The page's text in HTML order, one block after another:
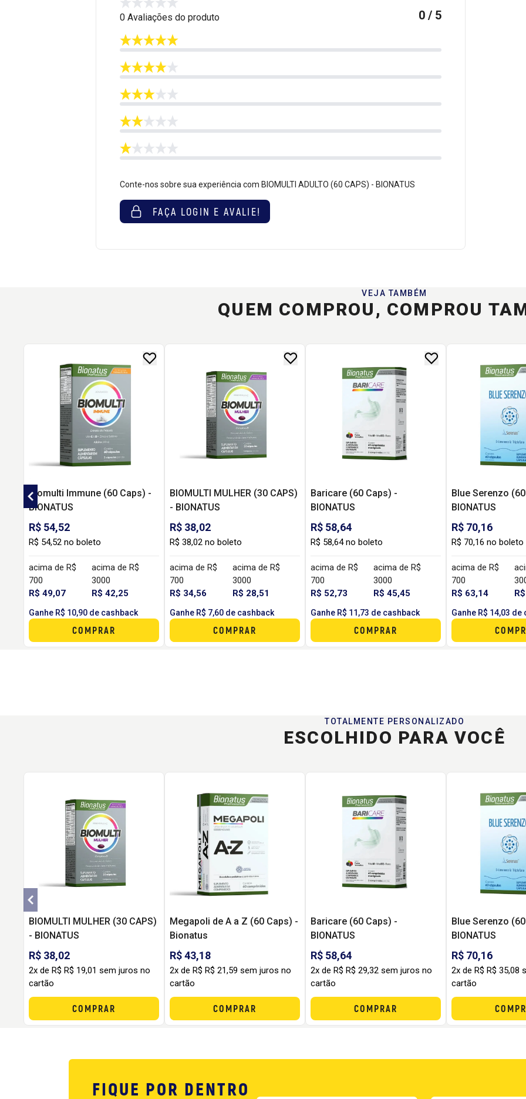
0 Avaliações do produto 0 / 5
Conte-nos sobre sua experiência com BIOMULTI ADULTO (60 CAPS) - BIONATUS
FAÇA LOGIN E AVALIE!
VEJA TAMBÉM
QUEM COMPROU, COMPROU
Biomulti Immune (60 Caps) -
BIONATUS
R$ 54,52
R$ 54,52 no boleto
acima de R$
700
R$ 49,07
acima de R$
3000
R$ 42,25
Ganhe R$ 10,90 de cashback
COMPRAR
BIOMULTI MULHER (30 CAPS)
- BIONATUS
R$ 38,02
R$ 38,02 no boleto
acima de R$
700
R$ 34,56
acima de R$
3000
R$ 28,51
Ganhe R$ 7,60 de cashback
COMPRAR
Baricare (60 Caps) -
BIONATUS
R$ 58,64
R$ 58,64 no boleto
acima de R$
700
R$ 52,73
acima de R$
3000
R$ 45,45
Ganhe R$ 11,73 de cashback
COMPRAR
Blue Serenzo
BIONATUS
R$ 70,16
R$ 70,16 no boleto
acima de R$
700
R$ 63,14
Ganhe R$ 14,03 de
TOTALMENTE PERSONALIZADO
ESCOLHIDO PARA VOCÊ
BIOMULTI MULHER (30 CAPS)
- BIONATUS
R$ 38,02
2x de R$ R$ 19,01 sem juros no
cartão
COMPRAR
Megapoli de A a Z (60 Caps) -
Bionatus
R$ 43,18
2x de R$ R$ 21,59 sem juros no
cartão
COMPRAR
Baricare (60 Caps) -
BIONATUS
R$ 58,64
2x de R$ R$ 29,32 sem juros no
cartão
COMPRAR
Blue Serenzo
BIONATUS
R$ 70,16
2x de R$ R$ 35,08
cartão
FIQUE POR DENTRO